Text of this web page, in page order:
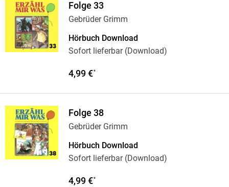
Folge 33
Gebrüder Grimm
Hörbuch Download
Sofort lieferbar (Download)
4,99 €*
Folge 38
Gebrüder Grimm
Hörbuch Download
Sofort lieferbar (Download)
4,99 €*